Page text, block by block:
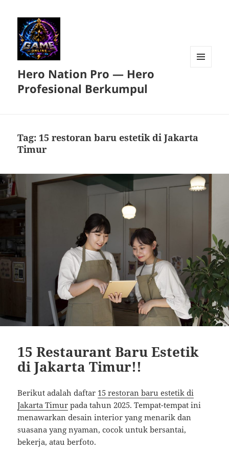
Hero Nation Pro — Hero
Profesional Berkumpul
Tag: 15 restoran baru estetik di Jakarta
Timur
15 Restaurant Baru Estetik
di Jakarta Timur!!
Berikut adalah daftar 15 restoran baru estetik di
Jakarta Timur pada tahun 2025. Tempat-tempat ini
menawarkan desain interior yang menarik dan
suasana yang nyaman, cocok untuk bersantai,
bekerja, atau berfoto.